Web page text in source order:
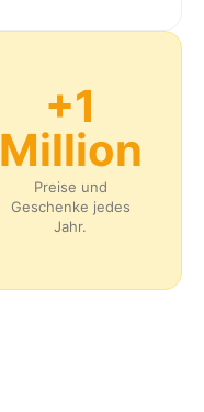
+1
Million
Preise und
Geschenke jedes
Jahr.